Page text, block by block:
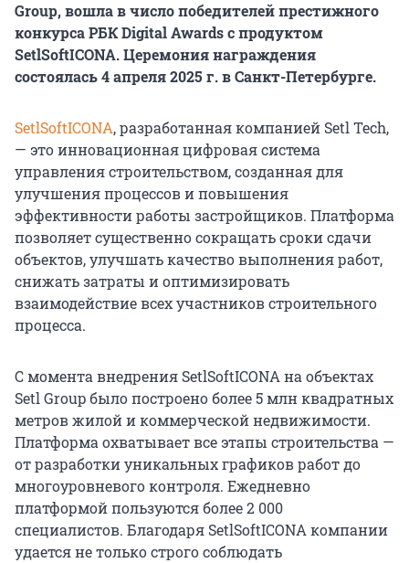
Group, вошла в число победителей престижного
конкурса РБК Digital Awards с продуктом
SetlSoftICONA. Церемония награждения
состоялась 4 апреля 2025 г. в Санкт-Петербурге.
SetlSoftICONA, разработанная компанией Setl Tech,
— это инновационная цифровая система
управления строительством, созданная для
улучшения процессов и повышения
эффективности работы застройщиков. Платформа
позволяет существенно сокращать сроки сдачи
объектов, улучшать качество выполнения работ,
снижать затраты и оптимизировать
взаимодействие всех участников строительного
процесса.
С момента внедрения SetlSoftICONA на объектах
Setl Group было построено более 5 млн квадратных
метров жилой и коммерческой недвижимости.
Платформа охватывает все этапы строительства —
от разработки уникальных графиков работ до
многоуровневого контроля. Ежедневно
платформой пользуются более 2 000
специалистов. Благодаря SetlSoftICONA компании
удается не только строго соблюдать